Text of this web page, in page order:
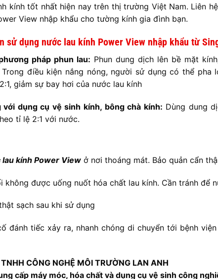
kính tốt nhất hiện nay trên thị trường Việt Nam. Liên
View nhập khẩu cho tường kính gia đình bạn.
sử dụng nước lau kính Power View nhập khẩu từ
pháp phun lau: Phun dung dịch lên bề mặt
Trong điều kiện nắng nóng, người sử dụng có thể
giảm sự bay hơi của nước lau kính
với dụng cụ vệ sinh kính, bông chà kính: Dùng dung
tỉ lệ 2:1 với nước.
lau kính Power Viewở nơi thoáng mát. Bảo quản cẩn
không được uống nuốt hóa chất lau kính. Cần tránh để
sạch sau khi sử dụng
đánh tiếc xảy ra, nhanh chóng di chuyển tới bệnh
CÔNG NGHỆ MÔI TRƯỜNG LAN ANH
cấp máy móc, hóa chất và dụng cụ vệ sinh công